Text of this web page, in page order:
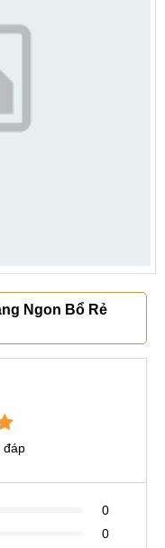
Ngon Bổ Rẻ
đáp
0
0